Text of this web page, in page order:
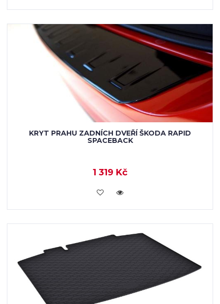
KRYT PRAHU ZADNÍCH DVEŘÍ ŠKODA RAPID
SPACEBACK
1 319 Kč
KOUPIT